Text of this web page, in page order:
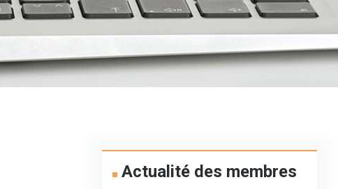
Actualité des membres